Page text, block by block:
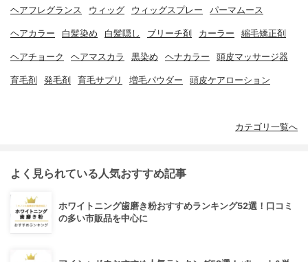
ヘアフレグランス ウィッグ ウィッグスプレー パーマムース
ヘアカラー 白髪染め 白髪隠し ブリーチ剤 カーラー 縮毛矯正剤
ヘアチョーク ヘアマスカラ 黒染め ヘナカラー 頭皮マッサージ器
育毛剤 発毛剤 育毛サプリ 増毛パウダー 頭皮ケアローション
カテゴリ一覧へ
よく見られている人気おすすめ記事
ホワイトニング歯磨き粉おすすめランキング52選！口コミ
の多い市販品を中心に